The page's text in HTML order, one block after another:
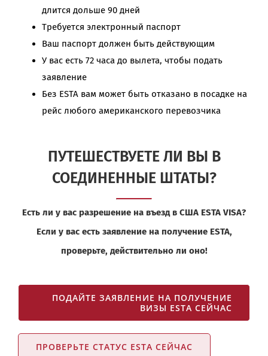
длится дольше 90 дней
Требуется электронный паспорт
Ваш паспорт должен быть действующим
У вас есть 72 часа до вылета, чтобы подать
заявление
Без ESTA вам может быть отказано в посадке на
рейс любого американского перевозчика
ПУТЕШЕСТВУЕТЕ ЛИ ВЫ В
СОЕДИНЕННЫЕ ШТАТЫ?
Есть ли у вас разрешение на въезд в США ESTA VISA?
Если у вас есть заявление на получение ESTA,
проверьте, действительно ли оно!
ПОДАЙТЕ ЗАЯВЛЕНИЕ НА ПОЛУЧЕНИЕ
ВИЗЫ ESTA СЕЙЧАС
ПРОВЕРЬТЕ СТАТУС ESTA СЕЙЧАС